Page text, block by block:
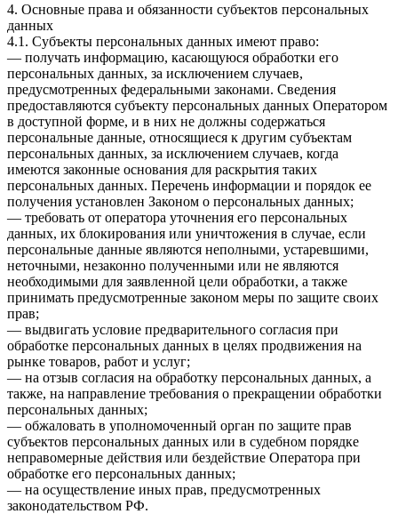
4. Основные права и обязанности субъектов персональных
данных
4.1. Субъекты персональных данных имеют право:
— получать информацию, касающуюся обработки его
персональных данных, за исключением случаев,
предусмотренных федеральными законами. Сведения
предоставляются субъекту персональных данных Оператором
в доступной форме, и в них не должны содержаться
персональные данные, относящиеся к другим субъектам
персональных данных, за исключением случаев, когда
имеются законные основания для раскрытия таких
персональных данных. Перечень информации и порядок ее
получения установлен Законом о персональных данных;
— требовать от оператора уточнения его персональных
данных, их блокирования или уничтожения в случае, если
персональные данные являются неполными, устаревшими,
неточными, незаконно полученными или не являются
необходимыми для заявленной цели обработки, а также
принимать предусмотренные законом меры по защите своих
прав;
— выдвигать условие предварительного согласия при
обработке персональных данных в целях продвижения на
рынке товаров, работ и услуг;
— на отзыв согласия на обработку персональных данных, а
также, на направление требования о прекращении обработки
персональных данных;
— обжаловать в уполномоченный орган по защите прав
субъектов персональных данных или в судебном порядке
неправомерные действия или бездействие Оператора при
обработке его персональных данных;
— на осуществление иных прав, предусмотренных
законодательством РФ.